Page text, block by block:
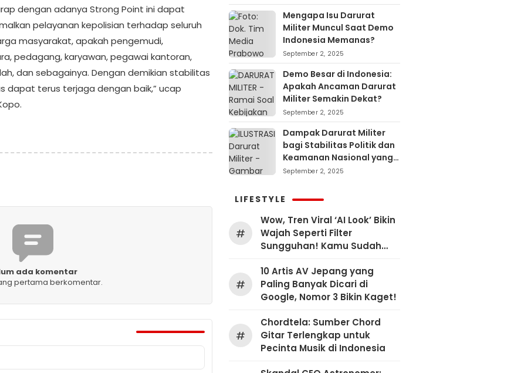
dengan adanya Strong Point ini dapat
pelayanan kepolisian terhadap seluruh
masyarakat, apakah pengemudi,
pedagang, karyawan, pegawai kantoran,
dan sebagainya. Dengan demikian stabilitas
dapat terus terjaga dengan baik,” ucap
ada komentar
pertama berkomentar.
Mengapa Isu Darurat
Militer Muncul Saat Demo
Indonesia Memanas?
September 2, 2025
Demo Besar di Indonesia:
Apakah Ancaman Darurat
Militer Semakin Dekat?
September 2, 2025
Dampak Darurat Militer
bagi Stabilitas Politik dan
Keamanan Nasional yang
Sering Terlupakan
September 2, 2025
LIFESTYLE
#
Wow, Tren Viral ‘AI Look’ Bikin
Wajah Seperti Filter
Sungguhan! Kamu Sudah
#
10 Artis AV Jepang yang
Paling Banyak Dicari di
Google, Nomor 3 Bikin Kaget!
#
Chordtela: Sumber Chord
Gitar Terlengkap untuk
Pecinta Musik di Indonesia